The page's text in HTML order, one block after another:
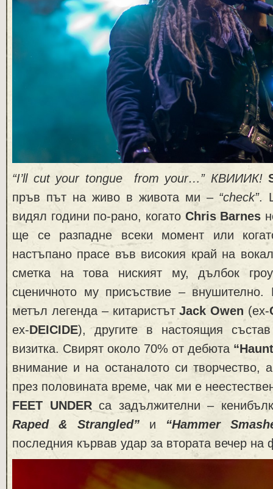
“I’ll cut your tonguе from your…” КВИИИК!
пръв път на живо в живота ми – “check”.
видял години по-рано, когато Chris Barnes
ще се разпадне всеки момент или
настъпано прасе във високия край на
сметка на това ниският му, дълбок
сценичното му присъствие – внушително.
метъл легенда – китаристътJack Owen (ex-
ex-DEICIDE), другите в настоящия
визитка. Свирят около 70% от дебюта
внимание и на останалото си творчество,
през половината време, чак ми е
FEET UNDERса задължителни –
Raped & Strangled”и “Hammer
последния кървав удар за втората вечер на